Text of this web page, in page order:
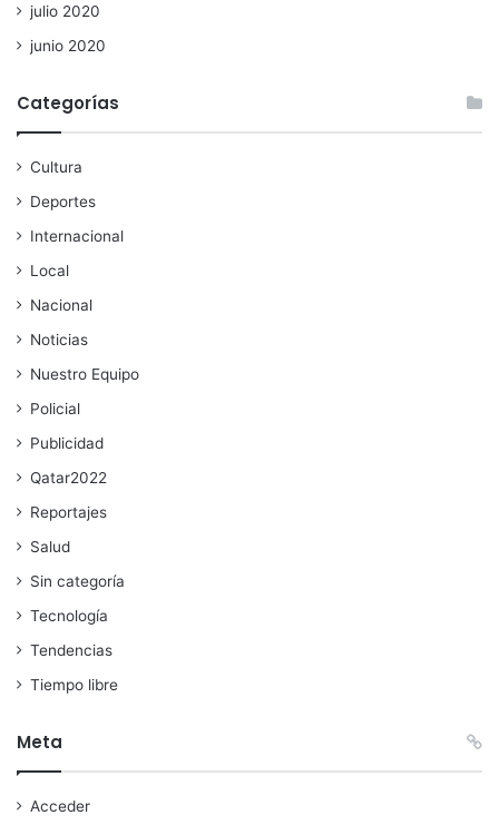
julio 2020
junio 2020
Categorías
Cultura
Deportes
Internacional
Local
Nacional
Noticias
Nuestro Equipo
Policial
Publicidad
Qatar2022
Reportajes
Salud
Sin categoría
Tecnología
Tendencias
Tiempo libre
Meta
Acceder